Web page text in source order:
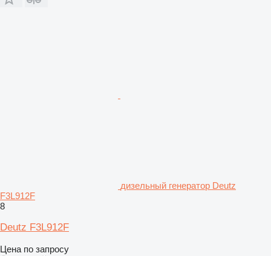
дизельный генератор Deutz
F3L912F
8
Deutz F3L912F
Цена по запросу